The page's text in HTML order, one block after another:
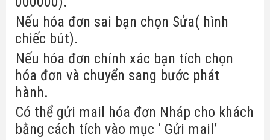
Nếu hóa đơn sai bạn chọn Sửa( hình
chiếc bút).
Nếu hóa đơn chính xác bạn tích chọn
hóa đơn và chuyển sang bước phát
hành.
Có thể gửi mail hóa đơn Nháp cho khách
bằng cách tích vào mục ‘ Gửi mail’